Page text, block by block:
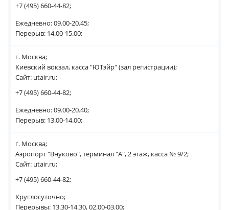
+7 (495) 660-44-82;
Ежедневно: 09.00-20.45;
Перерыв: 14.00-15.00;
г. Москва;
Киевский вокзал, касса "ЮТэйр" (зал регистрации);
Сайт: utair.ru;
+7 (495) 660-44-82;
Ежедневно: 09.00-20.40;
Перерыв: 13.00-14.00;
г. Москва;
Аэропорт "Внуково", терминал "А", 2 этаж, касса № 9/2;
Сайт: utair.ru;
+7 (495) 660-44-82;
Круглосуточно;
Перерывы: 13.30-14.30, 02.00-03.00;